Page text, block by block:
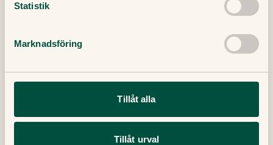
Statistik
Marknadsföring
Tillåt alla
Tillåt urval
Här finner du våra artiklar där vi skriver om det